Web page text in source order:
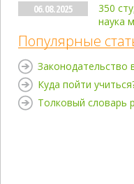
06.08.2025
350
наука
Популярные
Законодательство
Куда пойти
Толковый словарь